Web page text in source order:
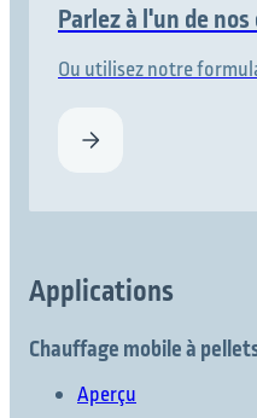
Parlez à l'un de
Ou utilisez notre
Applications
Chauffage mobile à
Aperçu